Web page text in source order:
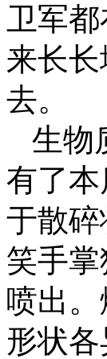
卫军
来长
去。
生物
有了
于散
笑手
喷出
形状